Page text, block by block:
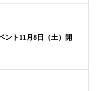
ント11月8日（土）開